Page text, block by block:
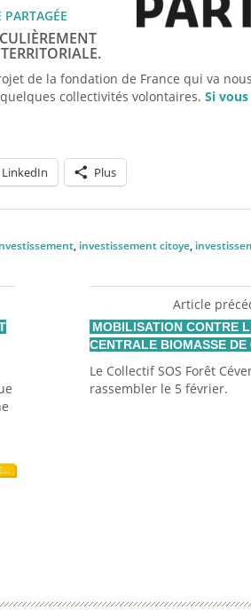
de la fondation de France qui va
collectivités volontaires. Si
LinkedIn Plus
, investissement citoye,
Article
MOBILISATION CONTRE
CENTRALE BIOMASSE DE
Le Collectif SOS Forêt
rassembler le 5 février.